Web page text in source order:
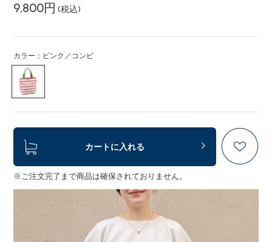
9,800円 (税込)
カラー：ピンク／コンビ
カートに入れる
※ご注文完了まで商品は確保されておりません。